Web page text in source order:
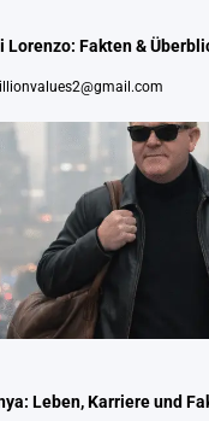
Lorenzo: Fakten &
Leben, Karriere und